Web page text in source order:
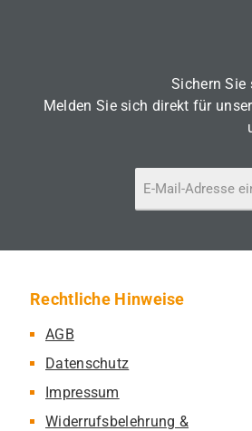
Sichern Sie
Melden Sie sich direkt für
Rechtliche Hinweise
AGB
Datenschutz
Impressum
Widerrufsbelehrung &